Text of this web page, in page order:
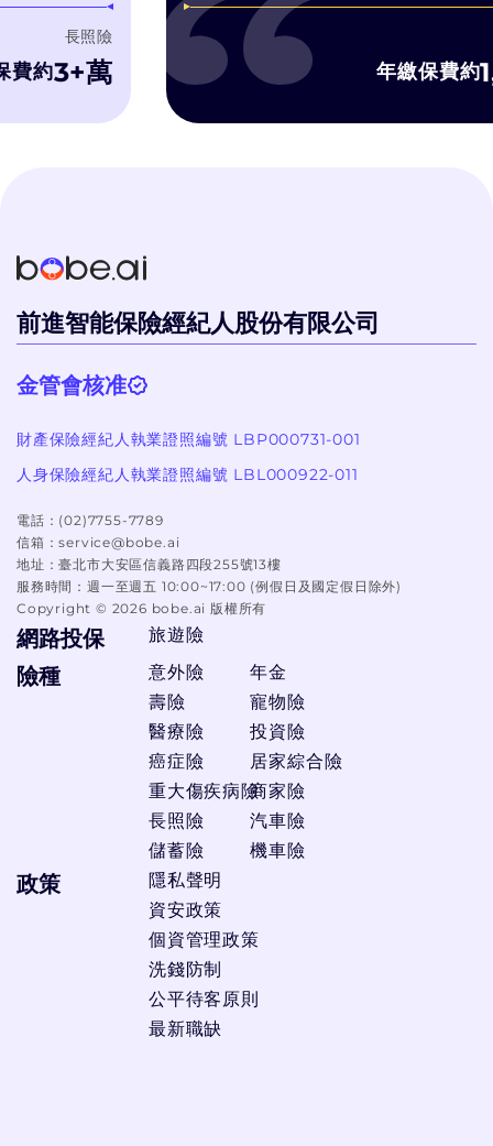
長照險
3+萬
字比較, 有疑問可以
年繳保費約
前進智能保險經紀人股份有限公司
金管會核准
財產保險經紀人執業證照編號 LBP000731-001
人身保險經紀人執業證照編號 LBL000922-011
電話： (02)7755-7789
信箱：service@bobe.ai
地址：臺北市大安區信義路四段255號13樓
服務時間： 週一至週五 10:00~17:00 (例假日及國定假日除外)
Copyright © 2026 bobe.ai 版權所有
網路投保 旅遊險
險種
意外險
壽險
醫療險
癌症險
重大傷疾病險
長照險
儲蓄險
年金
寵物險
投資險
居家綜合險
商家險
汽車險
機車險
政策
隱私聲明
資安政策
個資管理政策
洗錢防制
公平待客原則
最新職缺